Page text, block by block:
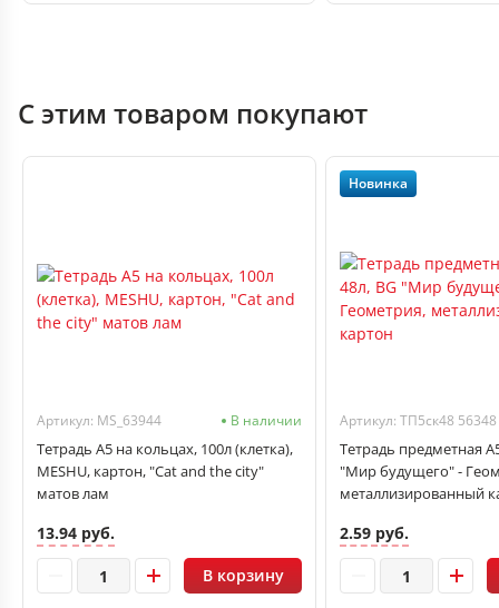
С этим товаром покупают
Артикул: MS_63944 В наличии
Тетрадь А5 на кольцах, 100л (клетка),
MESHU, картон, "Cat and the city"
матов лам
13.94 руб.
В корзину
Новинка
Артикул: ТП5ск48 56348
Тетрадь предметная
"Мир будущего" -
металлизированный
2.59 руб.